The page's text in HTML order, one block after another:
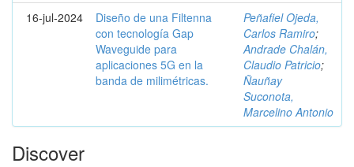
16-jul-2024
Diseño de una Filtenna
con tecnología Gap
Waveguide para
aplicaciones 5G en la
banda de milimétricas.
Peñafiel Ojeda,
Carlos Ramiro;
Andrade Chalán,
Claudio Patricio;
Ñauñay
Suconota,
Marcelino Antonio
Discover